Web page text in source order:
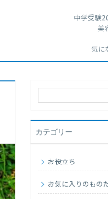
中学受験
美
気に
カテゴリー
お役立ち
お気に入りのもの